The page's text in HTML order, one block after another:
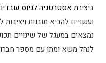
ביצירת אסטרטגיה לגיוס
ועשויים להביא תובנות
נמצאים במעגל של שינויים
לנהל משא ומתן עם מספר